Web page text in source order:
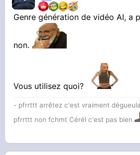
Genre génération de vidéo AI, a
non.
Vous utilisez quoi?
- pfrrttt arrêtez c'est vraiment
pfrrttt non fchmt Cérél c'est pas bien